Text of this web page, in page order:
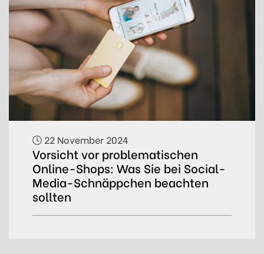
22 November 2024
Vorsicht vor problematischen
Online-Shops: Was Sie bei Social-
Media-Schnäppchen beachten
sollten